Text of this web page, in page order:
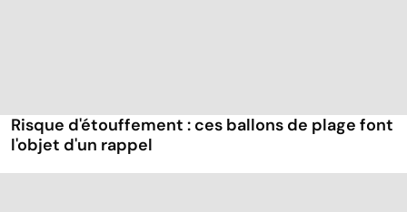
Risque d'étouffement : ces ballons de plage font
l'objet d'un rappel